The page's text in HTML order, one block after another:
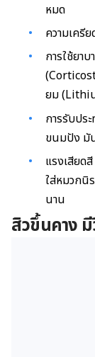
หมด
ความเครีย
การใช้ยา
ยม
การรับปร
ขนมปัง มั
แรงเสียด
ใส่หมวกนิ
นาน
สิวขึ้นคาง มี